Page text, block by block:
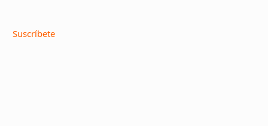
Suscríbete